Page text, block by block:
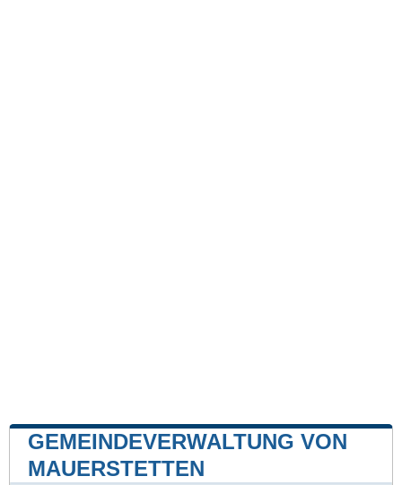
GEMEINDEVERWALTUNG VON
MAUERSTETTEN